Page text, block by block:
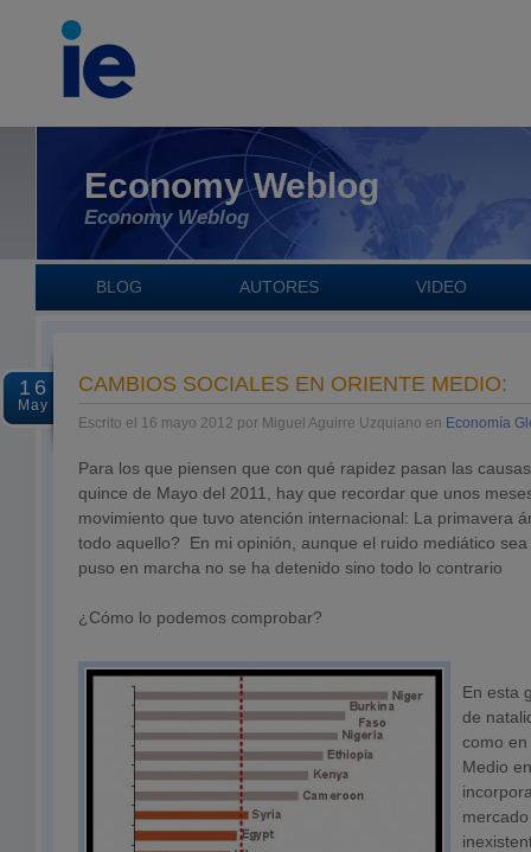
Economy Weblog
Economy Weblog
BLOG AUTORES VIDEO
16
May
CAMBIOS SOCIALES EN ORIENTE MEDIO:
Escrito el 16 mayo 2012 por Miguel Aguirre Uzquiano en Economía
Para los que piensen que con qué rapidez pasan las
quince de Mayo del 2011, hay que recordar que unos
movimiento que tuvo atención internacional: La primavera
todo aquello? En mi opinión, aunque el ruido mediático
puso en marcha no se ha detenido sino todo lo contrario
¿Cómo lo podemos comprobar?
En esta
de
como
Medio